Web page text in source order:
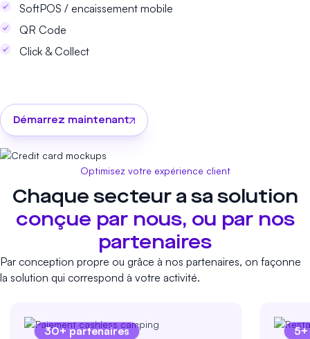
SoftPOS / encaissement mobile
QR Code
Click & Collect
Démarrez maintenant
Optimisez votre expérience client
Chaque secteur a sa solution
conçue par nous, ou par nos
partenaires
Par conception propre ou grâce à nos partenaires, on façonne
la solution qui correspond à votre activité.
30+ partenaires 5+